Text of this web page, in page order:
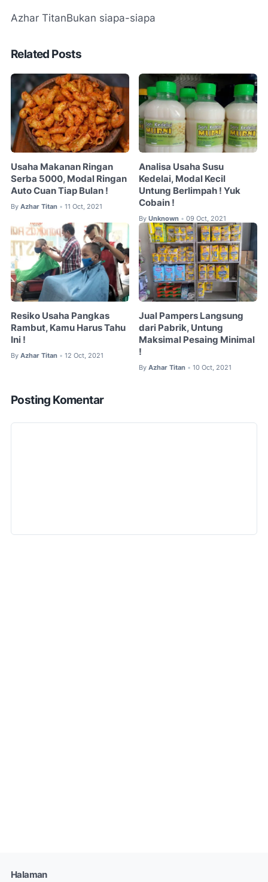
Azhar TitanBukan siapa-siapa
Related Posts
Usaha Makanan Ringan
Serba 5000, Modal Ringan
Auto Cuan Tiap Bulan !
By Azhar Titan • 11 Oct, 2021
Analisa Usaha Susu
Kedelai, Modal Kecil
Untung Berlimpah ! Yuk
Cobain !
By Unknown • 09 Oct, 2021
Resiko Usaha Pangkas
Rambut, Kamu Harus Tahu
Ini !
By Azhar Titan • 12 Oct, 2021
Jual Pampers Langsung
dari Pabrik, Untung
Maksimal Pesaing Minimal
!
By Azhar Titan • 10 Oct, 2021
Posting Komentar
Halaman